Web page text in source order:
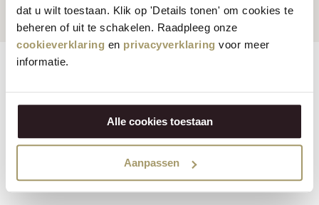
dat u wilt toestaan. Klik op 'Details tonen' om cookies te
beheren of uit te schakelen. Raadpleeg onze
cookieverklaring en privacyverklaring voor meer
informatie.
Alle cookies toestaan
Aanpassen
Eigenschappen
Vegan: Nee
Beschikbaarheid: Amerika